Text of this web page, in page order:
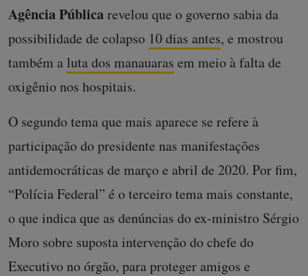
Agência Públicarevelou que o governo sabia da
possibilidade de colapso 10 dias antes, e mostrou
também a luta dos manauaras em meio à falta de
oxigênio nos hospitais.
O segundo tema que mais aparece se refere à
participação do presidente nas manifestações
antidemocráticas de março e abril de 2020. Por fim,
“Polícia Federal” é o terceiro tema mais constante,
o que indica que as denúncias do ex-ministro Sérgio
Moro sobre suposta intervenção do chefe do
Executivo no órgão, para proteger amigos e